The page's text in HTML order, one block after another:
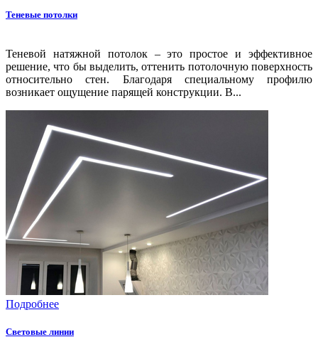
Теневые потолки
Теневой натяжной потолок – это простое и эффективное
решение, что бы выделить, оттенить потолочную поверхность
относительно стен. Благодаря специальному профилю
возникает ощущение парящей конструкции. В...
Подробнее
Световые линии